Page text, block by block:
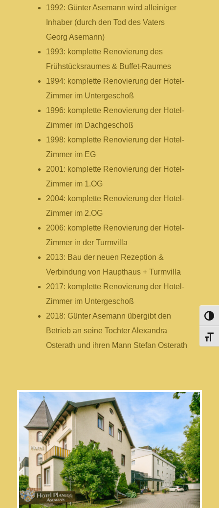
1992: Günter Asemann wird alleiniger
Inhaber (durch den Tod des Vaters
Georg Asemann)
1993: komplette Renovierung des
Frühstücksraumes & Buffet-Raumes
1994: komplette Renovierung der Hotel-
Zimmer im Untergeschoß
1996: komplette Renovierung der Hotel-
Zimmer im Dachgeschoß
1998: komplette Renovierung der Hotel-
Zimmer im EG
2001: komplette Renovierung der Hotel-
Zimmer im 1.OG
2004: komplette Renovierung der Hotel-
Zimmer im 2.OG
2006: komplette Renovierung der Hotel-
Zimmer in der Turmvilla
2013: Bau der neuen Rezeption &
Verbindung von Haupthaus + Turmvilla
2017: komplette Renovierung der Hotel-
Zimmer im Untergeschoß
2018: Günter Asemann übergibt den
Betrieb an seine Tochter Alexandra
Osterath und ihren Mann Stefan Osterath